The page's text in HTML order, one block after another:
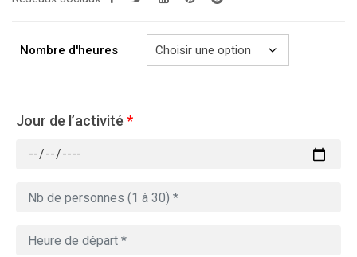
729.00€
Nombre d'heures
Jour de l’activité *